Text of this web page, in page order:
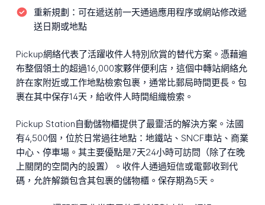
重新規劃： 可在遞送前一天通過應用程序或網站修改遞
送日期或地點
Pickup網絡代表了活躍收件人特別欣賞的替代方案。憑藉遍
布整個領土的超過16,000家夥伴便利店，這個中轉站網絡允
許在家附近或工作地點檢索包裹，通常比郵局時間更長。包
裹在其中保存14天，給收件人時間組織檢索。
Pickup Station自動儲物櫃提供了最靈活的解決方案。法國
有4,500個，位於日常過往地點：地鐵站、SNCF車站、商業
中心、停車場。其主要優點是7天24小時可訪問（除了在晚
上關閉的空間內的設置）。收件人通過短信或電郵收到代
碼，允許解鎖包含其包裹的儲物櫃。保存期為5天。